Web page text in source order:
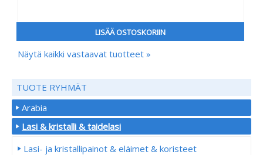
LISÄÄ OSTOSKORIIN
Näytä kaikki vastaavat tuotteet »
TUOTE RYHMÄT
Arabia
Lasi & kristalli & taidelasi
Lasi- ja kristallipainot & eläimet & koristeet